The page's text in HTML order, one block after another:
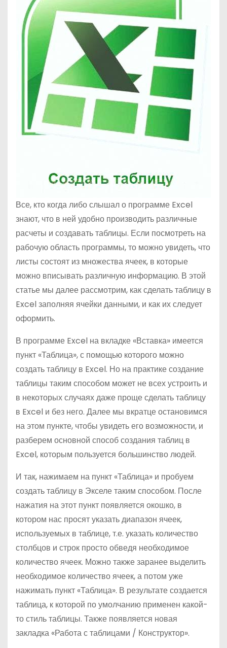
Все, кто когда либо слышал о программе Excel
знают, что в ней удобно производить различные
расчеты и создавать таблицы. Если посмотреть на
рабочую область программы, то можно увидеть, что
листы состоят из множества ячеек, в которые
можно вписывать различную информацию. В этой
статье мы далее рассмотрим, как сделать таблицу в
Excel заполняя ячейки данными, и как их следует
оформить.
В программе Excel на вкладке «Вставка» имеется
пункт «Таблица», с помощью которого можно
создать таблицу в Excel. Но на практике создание
таблицы таким способом может не всех устроить и
в некоторых случаях даже проще сделать таблицу
в Excel и без него. Далее мы вкратце остановимся
на этом пункте, чтобы увидеть его возможности, и
разберем основной способ создания таблиц в
Excel, которым пользуется большинство людей.
И так, нажимаем на пункт «Таблица» и пробуем
создать таблицу в Экселе таким способом. После
нажатия на этот пункт появляется окошко, в
котором нас просят указать диапазон ячеек,
используемых в таблице, т.е. указать количество
столбцов и строк просто обведя необходимое
количество ячеек. Можно также заранее выделить
необходимое количество ячеек, а потом уже
нажимать пункт «Таблица». В результате создается
таблица, к которой по умолчанию применен какой-
то стиль таблицы. Также появляется новая
закладка «Работа с таблицами / Конструктор».